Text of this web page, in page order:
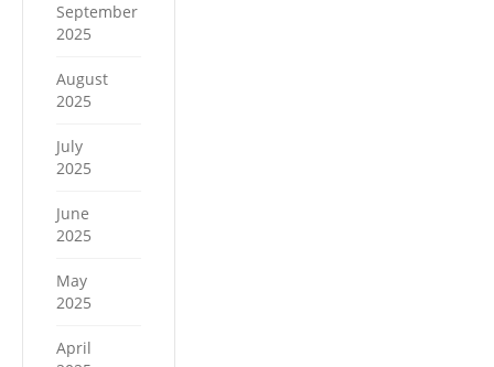
September
2025
August
2025
July
2025
June
2025
May
2025
April